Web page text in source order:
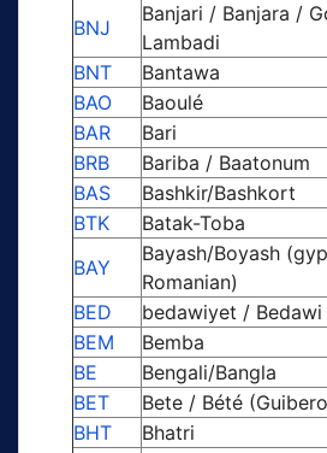
BNJ
Banjari / Banjara /
Lambadi
BNT
Bantawa
BAO
Baoulé
BAR
Bari
BRB
Bariba / Baatonum
BAS
Bashkir/Bashkort
BTK
Batak-Toba
BAY
Bayash/Boyash
Romanian)
BED
bedawiyet / Bedawi
BEM
Bemba
BE
Bengali/Bangla
BET
Bete / Bété
BHT
Bhatri